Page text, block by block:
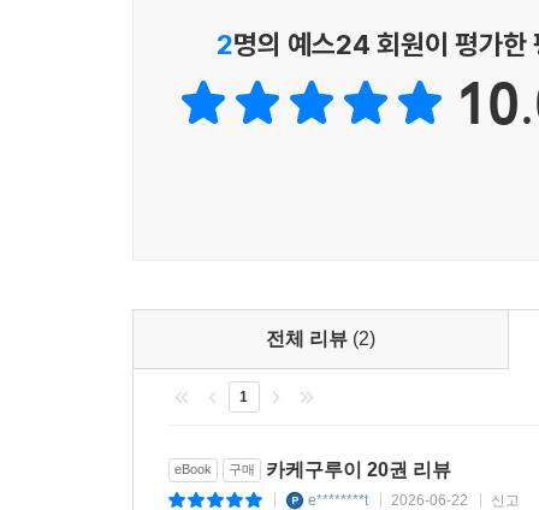
2명의 예스24 회원이 평가한
전체 리뷰 (2)
1
eBook 구매 카케구루이 20권 리뷰
e********t 2026-06-22 신고